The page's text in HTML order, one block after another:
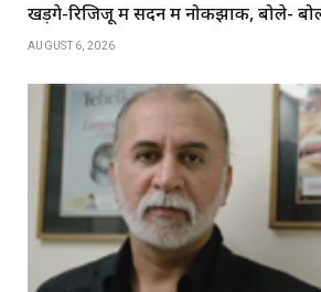
खड़गे-रिजिजू में सदन में नोकझोंक, बोले-
AUGUST 6, 2026